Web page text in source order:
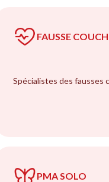
FAUSSE
Spécialistes des fausses
PMA SOLO